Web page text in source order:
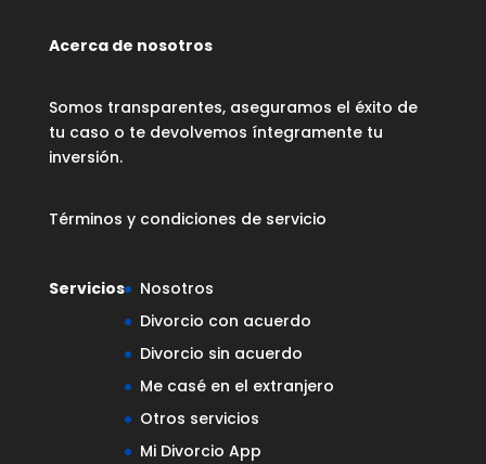
Acerca de nosotros
Somos transparentes, aseguramos el éxito de
tu caso o te devolvemos íntegramente tu
inversión.
Términos y condiciones de servicio
Servicios
Nosotros
Divorcio con acuerdo
Divorcio sin acuerdo
Me casé en el extranjero
Otros servicios
Mi Divorcio App